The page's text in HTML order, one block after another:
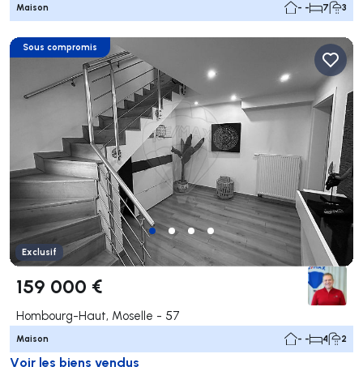
Maison - - 7 3
Sous compromis
Exclusif
159 000 €
Hombourg-Haut, Moselle - 57
Maison - - 4 2
Voir les biens vendus